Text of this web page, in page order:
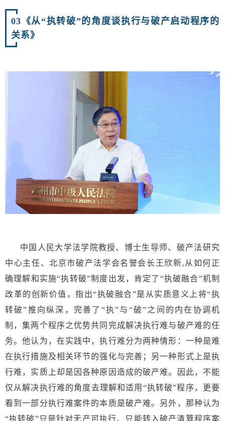
03 《从“执转破”的角度谈执行与破产启动程序的
关系》
中国人民大学法学院教授、博士生导师、破产法研究
中心主任、北京市破产法学会名誉会长王欣新,从如何正
确理解和实施“执转破”制度出发，肯定了“执破融合”机制
改革的创新价值，指出“执破融合”是从实质意义上将“执
转破”推向纵深，完善了“执”与“破”之间的内在协调机
制，集两个程序之优势共同完成解决执行难与破产难的任
务。他认为，在实践中，执行难分为两种情形：一种是难
在执行措施及相关环节的强化与完善；另一种形式上是执
行难，实质上却是因各种原因造成的破产难。因此，不能
仅从解决执行难的角度去理解和适用“执转破”程序，更要
看到一部分执行难案件的本质是破产难。另外，那种认为
“执转破”只是针对无产可执行、只能转入破产清算程序案